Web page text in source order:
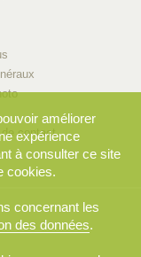
contact
améliorer
expérience
à consulter ce site
cookies.
concernant les
des données.